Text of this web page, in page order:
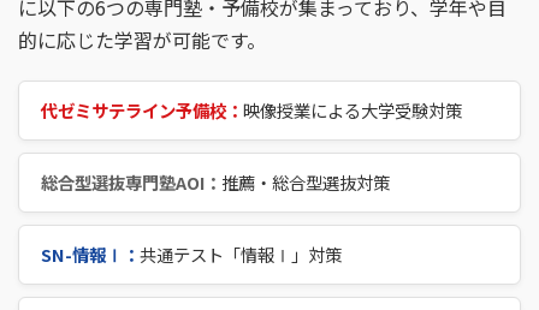
に以下の6つの専門塾・予備校が集まっており、学年や目
的に応じた学習が可能です。
代ゼミサテライン予備校： 映像授業による大学受験対策
総合型選抜専門塾AOI： 推薦・総合型選抜対策
SN-情報Ⅰ： 共通テスト「情報Ⅰ」対策